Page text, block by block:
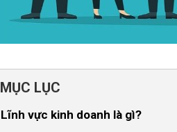
MỤC LỤC
Lĩnh vực kinh doanh là gì?